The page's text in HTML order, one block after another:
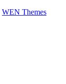
WEN Themes